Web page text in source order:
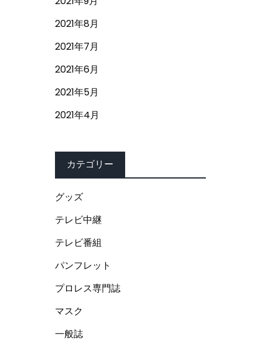
2021年8月
2021年7月
2021年6月
2021年5月
2021年4月
カテゴリー
グッズ
テレビ中継
テレビ番組
パンフレット
プロレス専門誌
マスク
一般誌